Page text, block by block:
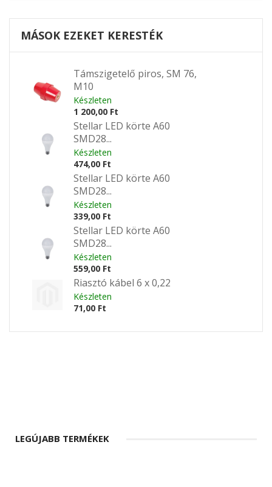
MÁSOK EZEKET KERESTÉK
Támszigetelő piros, SM 76,
M10
Készleten
1 200,00 Ft
Stellar LED körte A60
SMD28...
Készleten
474,00 Ft
Stellar LED körte A60
SMD28...
Készleten
339,00 Ft
Stellar LED körte A60
SMD28...
Készleten
559,00 Ft
Riasztó kábel 6 x 0,22
Készleten
71,00 Ft
LEGÚJABB TERMÉKEK